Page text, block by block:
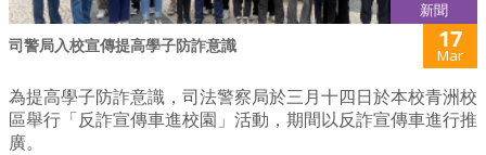
新聞
司警局入校宣傳提高學子防詐意識 17
Mar
為提高學子防詐意識，司法警察局於三月十四日於本校青洲校
區舉行「反詐宣傳車進校園」活動，期間以反詐宣傳車進行推
廣。